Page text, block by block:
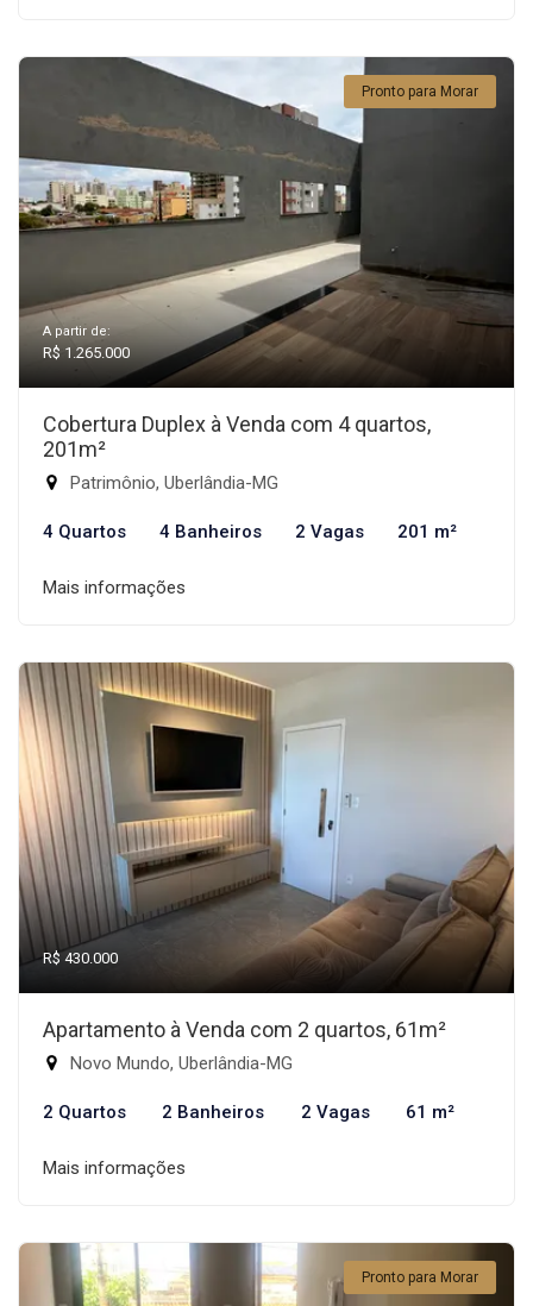
Pronto para Morar
A partir de:
R$ 1.265.000
Cobertura Duplex à Venda com 4 quartos,
201m²
Patrimônio, Uberlândia-MG
4 Quartos 4 Banheiros 2 Vagas 201 m²
Mais informações
R$ 430.000
Apartamento à Venda com 2 quartos, 61m²
Novo Mundo, Uberlândia-MG
2 Quartos 2 Banheiros 2 Vagas 61 m²
Mais informações
Pronto para Morar